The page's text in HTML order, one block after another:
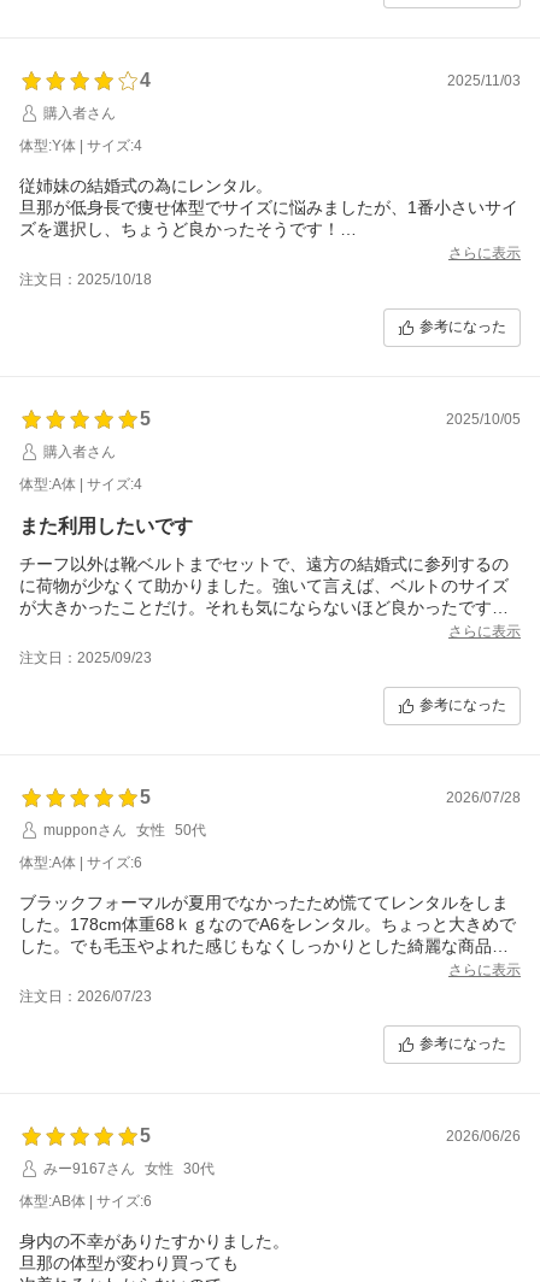
4
2025/11/03
購入者さん
体型:Y体 | サイズ:4
従姉妹の結婚式の為にレンタル。
旦那が低身長で痩せ体型でサイズに悩みましたが、1番小さいサイ
ズを選択し、ちょうど良かったそうです！
また利用する時はこちらをレンタルします。
ありがとうございました！＊
（11/3に返送しましたが、小さい子どもが箱で遊びだし、箱が少
さらに表示
注文日：2025/10/18
参考になった
5
2025/10/05
購入者さん
体型:A体 | サイズ:4
また利用したいです
チーフ以外は靴ベルトまでセットで、遠方の結婚式に参列するの
に荷物が少なくて助かりました。強いて言えば、ベルトのサイズ
が大きかったことだけ。それも気にならないほど良かったです。
※サイズはいつも利用する店で予め測ってもらい、それを参考に
してレンタルしました。
追記 受取のメールまできました。最後まで丁寧な対応ありがと
さらに表示
注文日：2025/09/23
参考になった
5
2026/07/28
mupponさん
女性
50代
体型:A体 | サイズ:6
ブラックフォーマルが夏用でなかったため慌ててレンタルをしま
した。178cm体重68ｋｇなのでA6をレンタル。ちょっと大きめで
した。でも毛玉やよれた感じもなくしっかりとした綺麗な商品。
その上靴もピッカピッカ 値段以上の品物で大満足です。さらに表示
注文日：2026/07/23
参考になった
5
2026/06/26
みー9167さん
女性
30代
体型:AB体 | サイズ:6
身内の不幸がありたすかりました。
旦那の体型が変わり買っても